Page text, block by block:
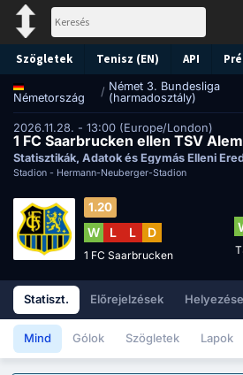
Szögletek Tenisz (EN) API
Németország / Német 3. Bundesliga
(harmadosztály)
2026.11.28. - 13:00 (Europe/London)
1 FC Saarbrucken ellen TSV
Statisztikák, Adatok és Egymás Elleni
Stadion - Hermann-Neuberger-Stadion
1.20
W L L D
1 FC Saarbrucken
Statiszt. Előrejelzések
Mind Gólok Szögletek Lapok